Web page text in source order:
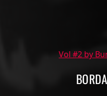
Vol #2 by